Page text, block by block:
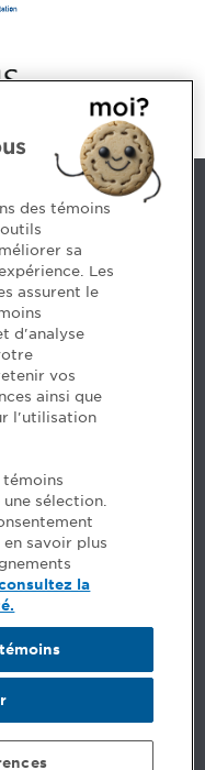
(Québec)
équipe >
votre carrière? Voyez
des témoins
sa
Les
assurent le
d'analyse
vos
ainsi que
l'utilisation
témoins
sélection.
savoir plus
la